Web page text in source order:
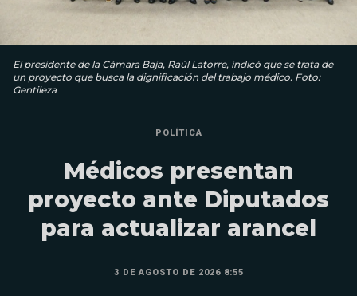
El presidente de la Cámara Baja, Raúl Latorre, indicó que se trata de
un proyecto que busca la dignificación del trabajo médico. Foto:
Gentileza
POLÍTICA
Médicos presentan
proyecto ante Diputados
para actualizar arancel
3 DE AGOSTO DE 2026 8:55